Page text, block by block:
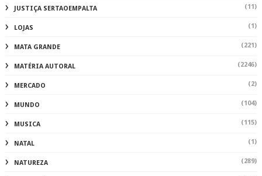
JUSTIÇA SERTAOEMPALTA (11)
LOJAS (1)
MATA GRANDE (221)
MATÉRIA AUTORAL (2246)
MERCADO (2)
MUNDO (104)
MUSICA (115)
NATAL (1)
NATUREZA (289)